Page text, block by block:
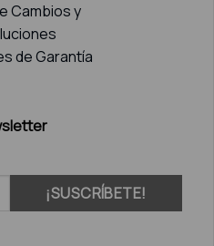
Cambios y
de Garantía